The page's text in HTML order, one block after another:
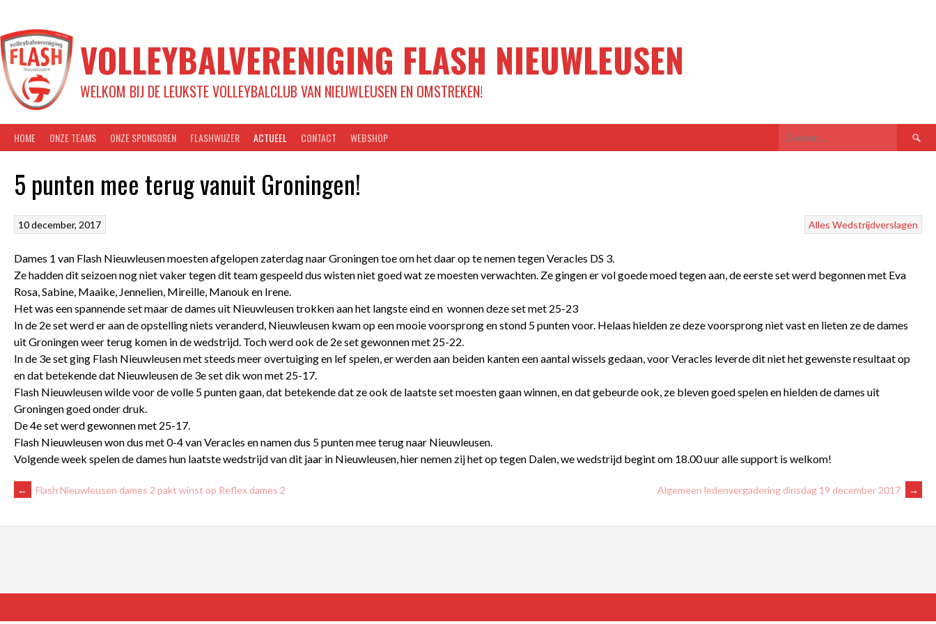
inhoud
VOLLEYBALVERENIGING FLASH NIEUWLEUSEN
WELKOM BIJ DE LEUKSTE VOLLEYBALCLUB VAN NIEUWLEUSEN EN OMSTREKEN!
HOME ONZE TEAMS ONZE SPONSOREN FLASHWIJZER ACTUEEL CONTACT WEBSHOP
Zoeken
naar:
5 punten mee terug vanuit Groningen!
Alles Wedstrijdverslagen
10 december, 2017
Dames 1 van Flash Nieuwleusen moesten afgelopen zaterdag naar Groningen toe om het daar op te nemen tegen Veracles DS 3.
Ze hadden dit seizoen nog niet vaker tegen dit team gespeeld dus wisten niet goed wat ze moesten verwachten. Ze gingen er vol goede moed tegen aan, de eerste set werd begonnen met Eva
Rosa, Sabine, Maaike, Jennelien, Mireille, Manouk en Irene.
Het was een spannende set maar de dames uit Nieuwleusen trokken aan het langste eind en wonnen deze set met 25-23
In de 2e set werd er aan de opstelling niets veranderd, Nieuwleusen kwam op een mooie voorsprong en stond 5 punten voor. Helaas hielden ze deze voorsprong niet vast en lieten ze de dames
uit Groningen weer terug komen in de wedstrijd. Toch werd ook de 2e set gewonnen met 25-22.
In de 3e set ging Flash Nieuwleusen met steeds meer overtuiging en lef spelen, er werden aan beiden kanten een aantal wissels gedaan, voor Veracles leverde dit niet het gewenste resultaat op
en dat betekende dat Nieuwleusen de 3e set dik won met 25-17.
Flash Nieuwleusen wilde voor de volle 5 punten gaan, dat betekende dat ze ook de laatste set moesten gaan winnen, en dat gebeurde ook, ze bleven goed spelen en hielden de dames uit
Groningen goed onder druk.
De 4e set werd gewonnen met 25-17.
Flash Nieuwleusen won dus met 0-4 van Veracles en namen dus 5 punten mee terug naar Nieuwleusen.
Volgende week spelen de dames hun laatste wedstrijd van dit jaar in Nieuwleusen, hier nemen zij het op tegen Dalen, we wedstrijd begint om 18.00 uur alle support is welkom!
BERICHTNAVIGATIE
← Flash Nieuwleusen dames 2 pakt winst op Reflex dames 2 Algemeen ledenvergadering dinsdag 19 december 2017 →